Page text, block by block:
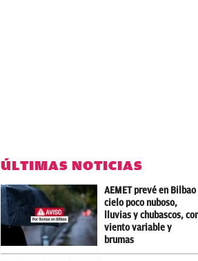
ÚLTIMAS NOTICIAS
AEMET prevé en Bilbao
cielo poco nuboso,
lluvias y chubascos,
viento variable y
brumas